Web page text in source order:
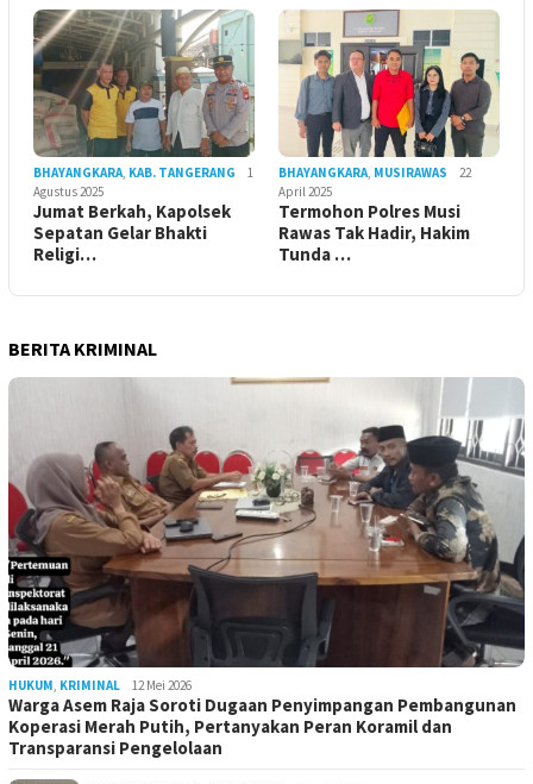
BHAYANGKARA, KAB. TANGERANG
1
Agustus 2025
Jumat Berkah, Kapolsek
Sepatan Gelar Bhakti
Religi…
BHAYANGKARA, MUSIRAWAS
22
April 2025
Termohon Polres Musi
Rawas Tak Hadir, Hakim
Tunda …
BERITA KRIMINAL
HUKUM, KRIMINAL 12 Mei 2026
Warga Asem Raja Soroti Dugaan Penyimpangan Pembangunan
Koperasi Merah Putih, Pertanyakan Peran Koramil dan
Transparansi Pengelolaan